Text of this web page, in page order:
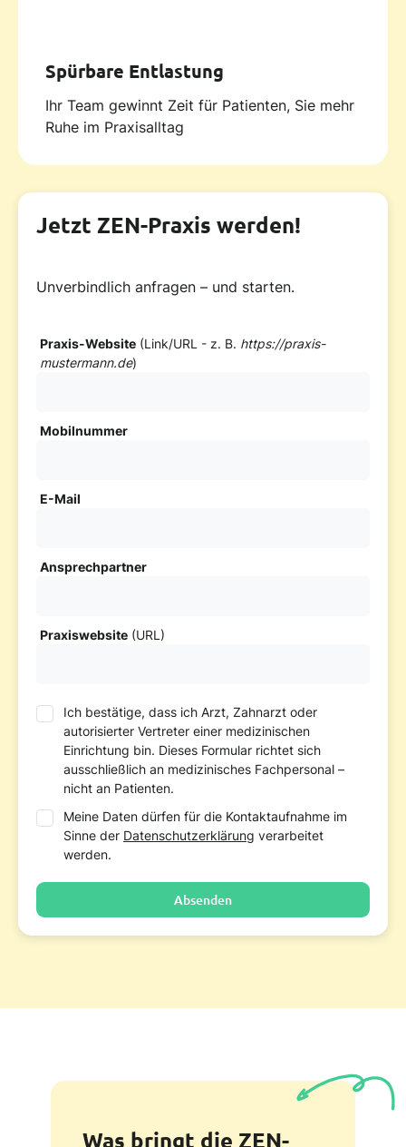
Jetzt ZEN-Praxis werden!
Unverbindlich anfragen – und starten.
Praxis-Website(Link/URL - z. B. https://praxis-
mustermann.de)
Mobilnummer
E-Mail
Ansprechpartner
Praxiswebsite(URL)
Ich bestätige, dass ich Arzt, Zahnarzt oder
autorisierter Vertreter einer medizinischen
Einrichtung bin. Dieses Formular richtet sich
ausschließlich an medizinisches Fachpersonal –
nicht an Patienten.
Meine Daten dürfen für die Kontaktaufnahme im
Sinne der Datenschutzerklärung verarbeitet
werden.
Absenden
Spürbare Entlastung
Ihr Team gewinnt Zeit für Patienten, Sie mehr
Ruhe im Praxisalltag
Was bringt die ZEN-